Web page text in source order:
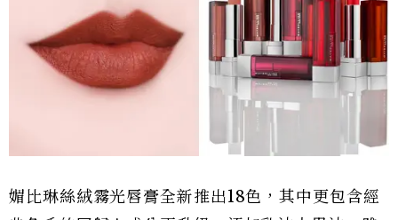
媚比琳絲絨霧光唇膏全新推出18色，其中更包含經